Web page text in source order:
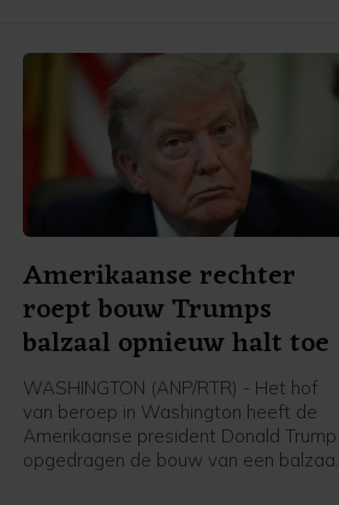
Amerikaanse rechter
roept bouw Trumps
balzaal opnieuw halt toe
WASHINGTON (ANP/RTR) - Het hof
van beroep in Washington heeft de
Amerikaanse president Donald Trump
opgedragen de bouw van een balzaal